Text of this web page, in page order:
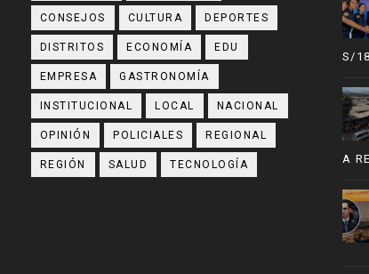
CONSEJOS CULTURA DEPORTES
DISTRITOS ECONOMÍA EDU
EMPRESA GASTRONOMÍA
INSTITUCIONAL LOCAL NACIONAL
OPINIÓN POLICIALES REGIONAL
REGIÓN SALUD TECNOLOGÍA
S/
A